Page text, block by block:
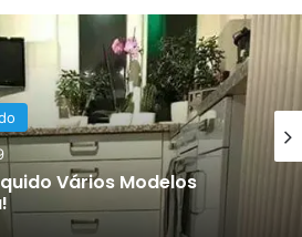
Designers de
o piso
2017
diferentes cores